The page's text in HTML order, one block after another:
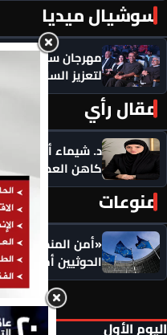
سوشيال ميديا
مهرجان سيمفوني
لتعزيز السلام
مقال رأي
د. شيماء أحمدين
كاهن العصر: هل
منوعات
«أمن المنطقة في
الحوثيين أمام
اليوم الأول